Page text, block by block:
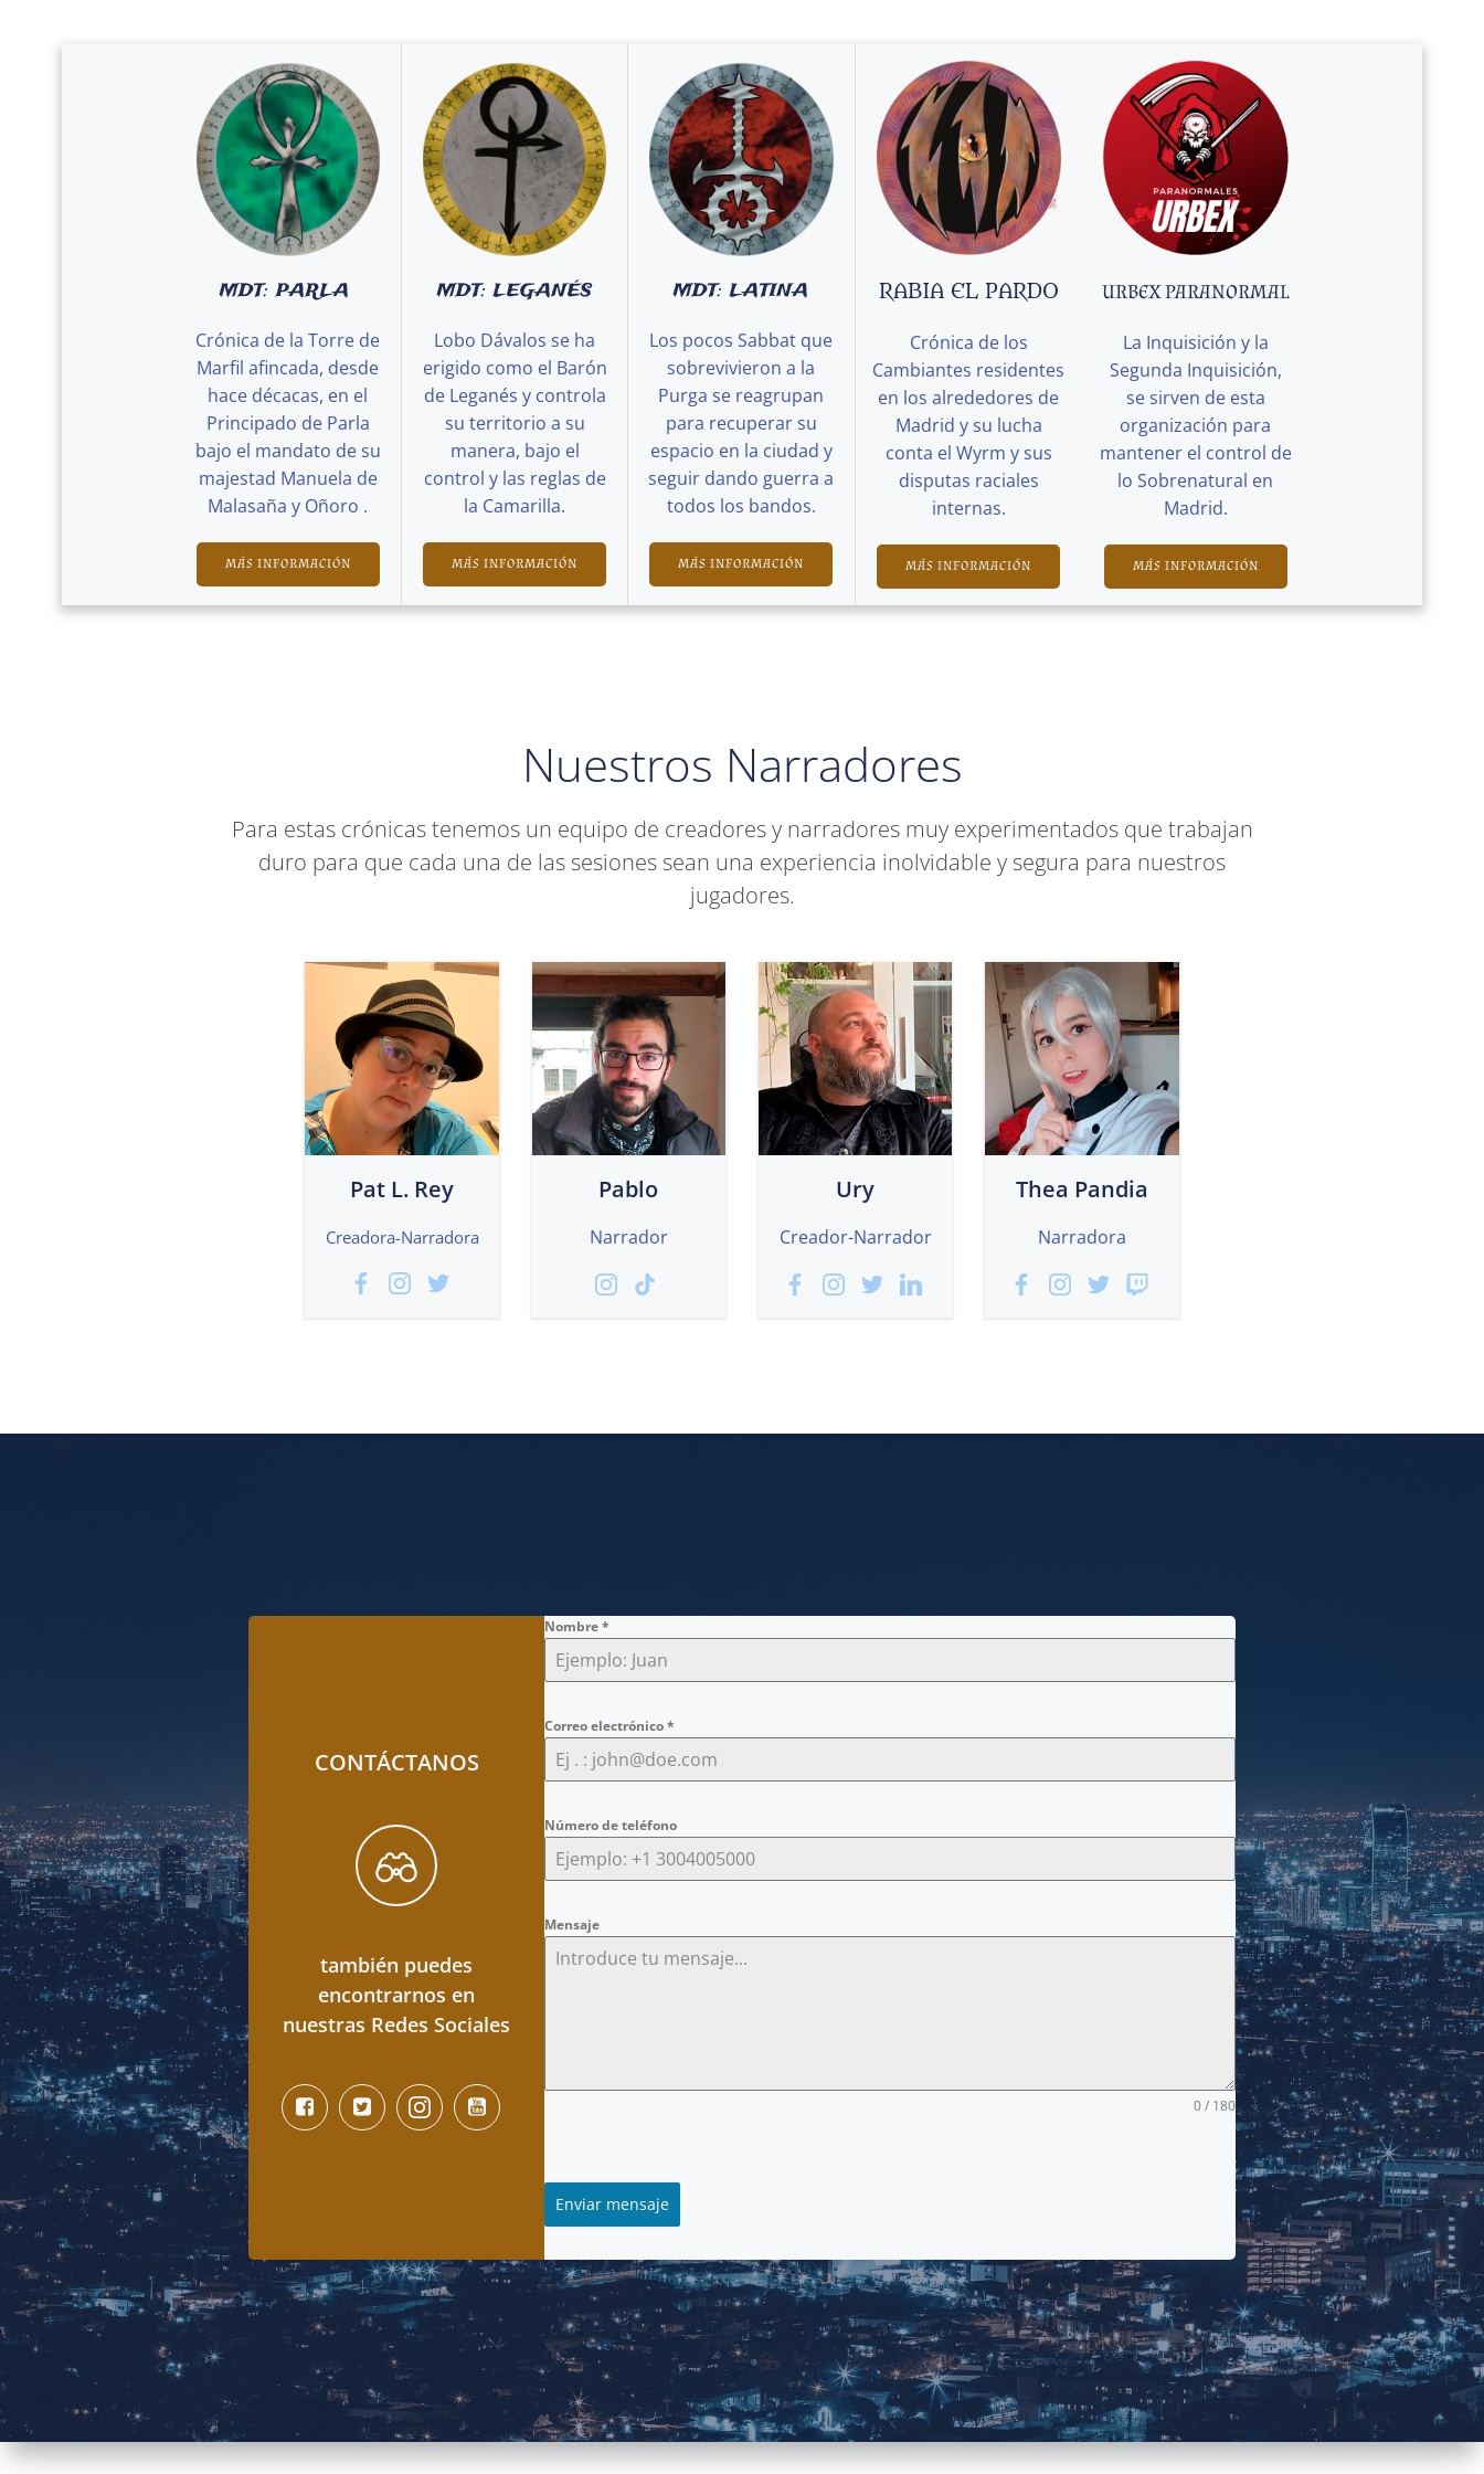
MDT: PARLA
Crónica de la Torre de
Marfil afincada, desde
hace décacas, en el
Principado de Parla
bajo el mandato de su
majestad Manuela de
Malasaña y Oñoro .
MÁS INFORMACIÓN
MDT: LEGANÉS
Lobo Dávalos se ha
erigido como el Barón
de Leganés y controla
su territorio a su
manera, bajo el
control y las reglas de
la Camarilla.
MÁS INFORMACIÓN
MDT: LATINA
Los pocos Sabbat que
sobrevivieron a la
Purga se reagrupan
para recuperar su
espacio en la ciudad y
seguir dando guerra a
todos los bandos.
MÁS INFORMACIÓN
RABIA EL PARDO
Crónica de los
Cambiantes residentes
en los alrededores de
Madrid y su lucha
conta el Wyrm y sus
disputas raciales
internas.
MÁS INFORMACIÓN
URBEX PARANORMAL
La Inquisición y la
Segunda Inquisición,
se sirven de esta
organización para
mantener el control de
lo Sobrenatural en
Madrid.
MÁS INFORMACIÓN
Nuestros Narradores
Para estas crónicas tenemos un equipo de creadores y narradores muy experimentados que trabajan
duro para que cada una de las sesiones sean una experiencia inolvidable y segura para nuestros
jugadores.
Pat L. Rey
Creadora-Narradora
Pablo
Narrador
Ury
Creador-Narrador
Thea Pandia
Narradora
CONTÁCTANOS
también puedes
encontrarnos en
nuestras Redes Sociales
Nombre*
Correo electrónico*
Número de teléfono
Mensaje
0 / 180
Enviar mensaje